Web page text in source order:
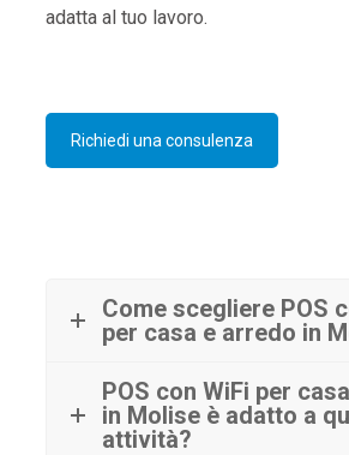
adatta al tuo lavoro.
Richiedi una consulenza
Come scegliere POS
per casa e arredo in
POS con WiFi per
in Molise è adatto a
attività?